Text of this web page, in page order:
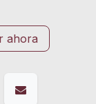
ahora